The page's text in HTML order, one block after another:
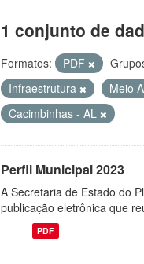
1 conjunto de
Formatos: PDF
Infraestrutura
Meio
Cacimbinhas - AL
Perfil Municipal 2023
A Secretaria de Estado do
publicação eletrônica que
PDF